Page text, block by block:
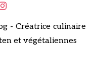
- Créatrice culinaire
et végétaliennes